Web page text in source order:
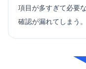
項目が多すぎて必要
確認が漏れてしまう。